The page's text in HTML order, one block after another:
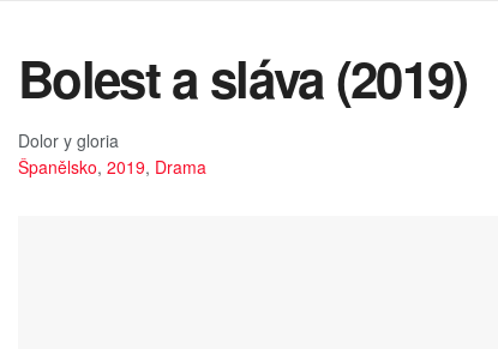
Bolest a sláva (2019)
Dolor y gloria
Španělsko, 2019, Drama